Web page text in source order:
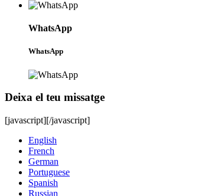
WhatsApp
WhatsApp
Deixa el teu missatge
[javascript][/javascript]
English
French
German
Portuguese
Spanish
Russian